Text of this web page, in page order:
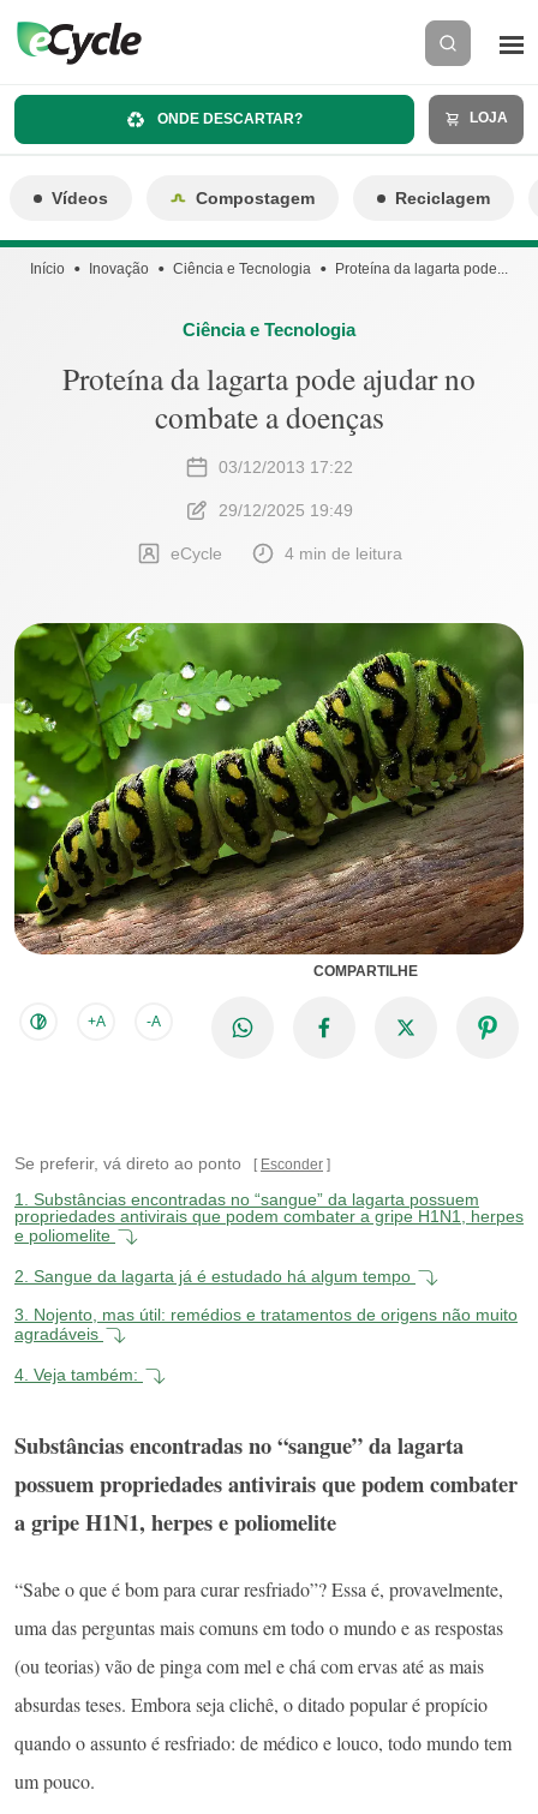
ONDE DESCARTAR? LOJA
Vídeos Compostagem Reciclagem
Início Inovação Ciência e Tecnologia Proteína da lagarta pode...
Ciência e Tecnologia
Proteína da lagarta pode ajudar no
combate a doenças
03/12/2013 17:22
29/12/2025 19:49
eCycle 4 min de leitura
+A -A
COMPARTILHE
Se preferir, vá direto ao ponto Esconder
1.
Substâncias encontradas no “sangue” da lagarta possuem
propriedades antivirais que podem combater a gripe H1N1, herpes
e poliomelite
2. Sangue da lagarta já é estudado há algum tempo
3.
Nojento, mas útil: remédios e tratamentos de origens não muito
agradáveis
4. Veja também:
Substâncias encontradas no “sangue” da lagarta
possuem propriedades antivirais que podem combater
a gripe H1N1, herpes e poliomelite
“Sabe o que é bom para curar resfriado”? Essa é, provavelmente,
uma das perguntas mais comuns em todo o mundo e as respostas
(ou teorias) vão de pinga com mel e chá com ervas até as mais
absurdas teses. Embora seja clichê, o ditado popular é propício
quando o assunto é resfriado: de médico e louco, todo mundo tem
um pouco.